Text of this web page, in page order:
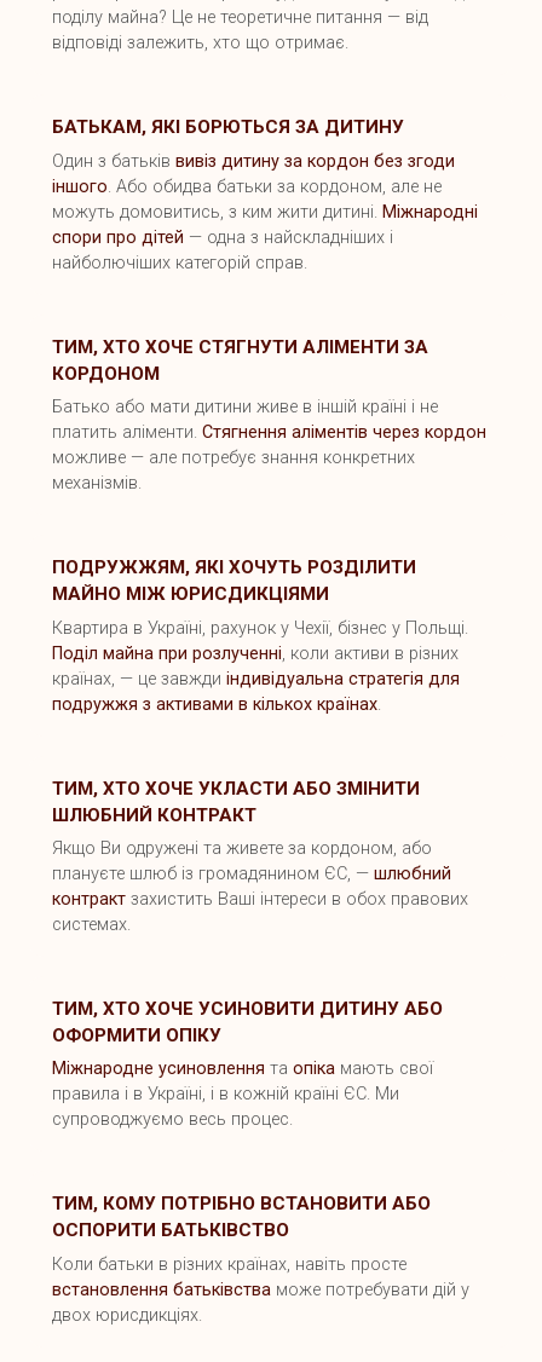
поділу майна? Це не теоретичне питання — від
відповіді залежить, хто що отримає.
БАТЬКАМ, ЯКІ БОРЮТЬСЯ ЗА ДИТИНУ
Один з батьківвивіз дитину за кордон без згоди
іншого. Або обидва батьки за кордоном, але не
можуть домовитись, з ким жити дитині. Міжнародні
спори про дітей — одна з найскладніших і
найболючіших категорій справ.
ТИМ, ХТО ХОЧЕ СТЯГНУТИ АЛІМЕНТИ ЗА
КОРДОНОМ
Батько або мати дитини живе в іншій країні і не
платить аліменти.Стягнення аліментів через кордон
можливе — але потребує знання конкретних
механізмів.
ПОДРУЖЖЯМ, ЯКІ ХОЧУТЬ РОЗДІЛИТИ
МАЙНО МІЖ ЮРИСДИКЦІЯМИ
Квартира в Україні, рахунок у Чехії, бізнес у Польщі.
Поділ майна при розлученні, коли активи в різних
країнах, — це завждиіндивідуальна стратегія для
подружжя з активами в кількох країнах.
ТИМ, ХТО ХОЧЕ УКЛАСТИ АБО ЗМІНИТИ
ШЛЮБНИЙ КОНТРАКТ
Якщо Ви одружені та живете за кордоном, або
плануєте шлюб із громадянином ЄС, —шлюбний
контракт захистить Ваші інтереси в обох правових
системах.
ТИМ, ХТО ХОЧЕ УСИНОВИТИ ДИТИНУ АБО
ОФОРМИТИ ОПІКУ
Міжнародне усиновлення таопіка мають свої
правила і в Україні, і в кожній країні ЄС. Ми
супроводжуємо весь процес.
ТИМ, КОМУ ПОТРІБНО ВСТАНОВИТИ АБО
ОСПОРИТИ БАТЬКІВСТВО
Коли батьки в різних країнах, навіть просте
встановлення батьківства може потребувати дій у
двох юрисдикціях.